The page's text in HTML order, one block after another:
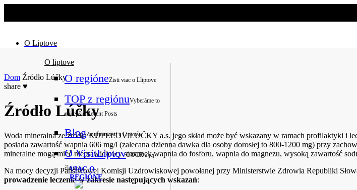
O Liptove
O liptove
O regióneZisti viac o Lliptove
TOP z regiónuVyberáme to
najlepšie Recent Posts
BlogZaujímavosti z Liptova
O VisitLiptovOOCR a jej
členovia
VIAC O
REGIÓNE
Dom Źródło Lúčky
share ♥
Źródło Lúčky
Woda mineralna ze źródła KÚPEĽOV LÚČKY a.s. jego skład może być wskazany w ramach profilaktyki i
posiada zawartość wapnia 606 mg/l (zalecana dzienna dawka dla osoby dorosłej to 800-1200 mg) przy
mineralne mogą mieć nieprawidłowy stosunek wapnia do fosforu, wapnia do magnezu, wysoką zawartość
Na mocy decyzji Państwowej Komisji Uzdrowiskowej powołanej przy Ministerstwie Zdrowia Republiki
prowadzenie leczenia w zakresie następujących wskazań: